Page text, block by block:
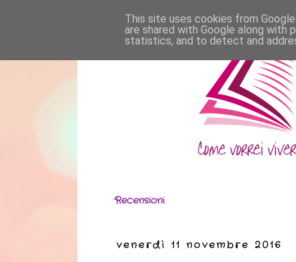
Recensioni
venerdì 11 novembre 2016
This site uses cookies from
are shared with Google along with
statistics, and to detect and